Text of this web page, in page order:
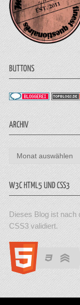
BUTTONS
ARCHIV
Archiv
W3C HTML5 UND CSS3
Dieses Blog ist nach
CSS3 validiert.